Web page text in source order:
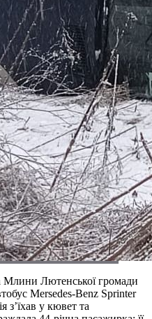
Млини Лютенської громади
Mersedes-Benz Sprinter
з’їхав у кювет та